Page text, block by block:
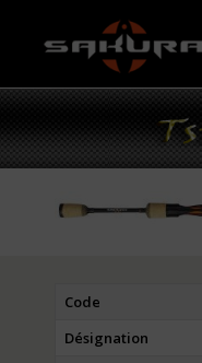
Code
Désignation